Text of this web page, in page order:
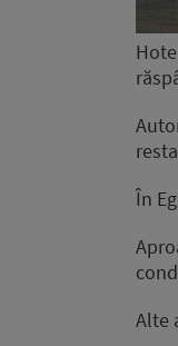
În
Alte